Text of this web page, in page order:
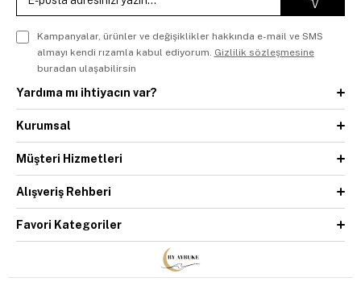
Kampanyalar, ürünler ve değişiklikler hakkında e-mail ve SMS
almayı kendi rızamla kabul ediyorum. Gizlilik sözleşmesine
buradan ulaşabilirsin
Yardıma mı ihtiyacın var?
Kurumsal
Müşteri Hizmetleri
Alışveriş Rehberi
Favori Kategoriler